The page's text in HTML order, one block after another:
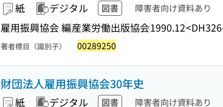
紙 デジタル 図書 障害者向け資料あり
雇用振興協会 編産業労働出版協会1990.12
著者標目（識別子） 00289250
財団法人雇用振興協会30年史
紙 デジタル 図書 障害者向け資料あり